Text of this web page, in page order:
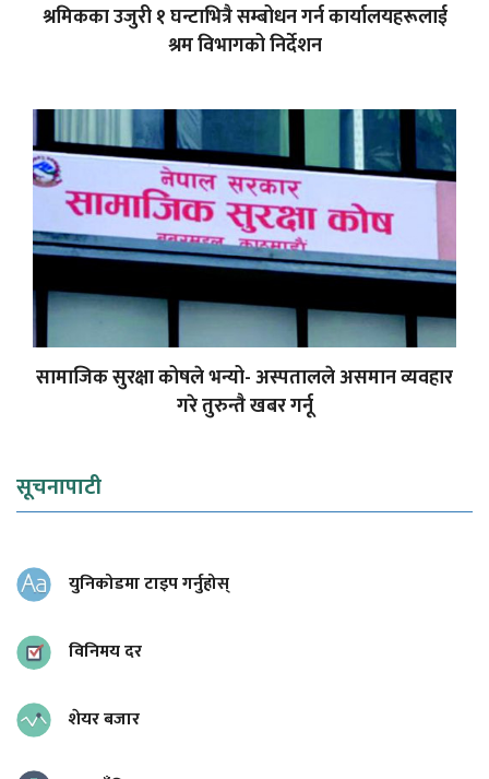
श्रमिकका उजुरी १ घन्टाभित्रै सम्बोधन गर्न कार्यालयहरूलाई
श्रम विभागको निर्देशन
सामाजिक सुरक्षा कोषले भन्यो- अस्पतालले असमान व्यवहार
गरे तुरुन्तै खबर गर्नू
सूचनापाटी
युनिकोडमा टाइप गर्नुहोस्
विनिमय दर
शेयर बजार